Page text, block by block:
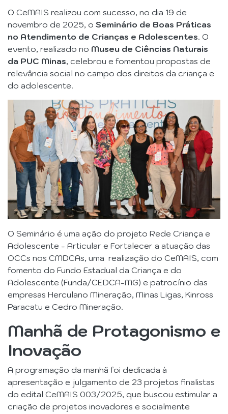
O CeMAIS realizou com sucesso, no dia 19 de
novembro de 2025, o Seminário de Boas Práticas
no Atendimento de Crianças e Adolescentes. O
evento, realizado no Museu de Ciências Naturais
da PUC Minas, celebrou e fomentou propostas de
relevância social no campo dos direitos da criança e
do adolescente.
O Seminário é uma ação do projeto Rede Criança e
Adolescente - Articular e Fortalecer a atuação das
OCCs nos CMDCAs, uma realização do CeMAIS, com
fomento do Fundo Estadual da Criança e do
Adolescente (Funda/CEDCA-MG) e patrocínio das
empresas Herculano Mineração, Minas Ligas, Kinross
Paracatu e Cedro Mineração.
Manhã de Protagonismo e
Inovação
A programação da manhã foi dedicada à
apresentação e julgamento de 23 projetos finalistas
do edital CeMAIS 003/2025, que buscou estimular a
criação de projetos inovadores e socialmente